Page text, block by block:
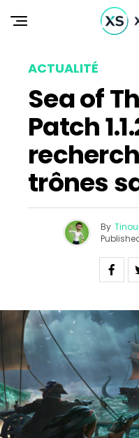
ACTUALITÉ
Sea of
Patch
trônes
By